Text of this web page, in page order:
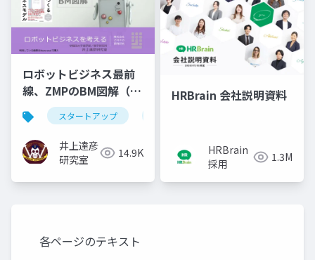
ロボットビジネス最前
線、ZMPのBM図解（プ
ラットフォーム編）
スタートアップ
井上達彦
研究室
14.9K
HRBrain 会社説明資料
HRBrain
採用
1.3M
各ページのテキスト